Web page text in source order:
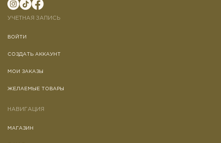
УЧЕТНАЯ ЗАПИСЬ
ВОЙТИ
СОЗДАТЬ АККАУНТ
МОИ ЗАКАЗЫ
ЖЕЛАЕМЫЕ ТОВАРЫ
НАВИГАЦИЯ
МАГАЗИН